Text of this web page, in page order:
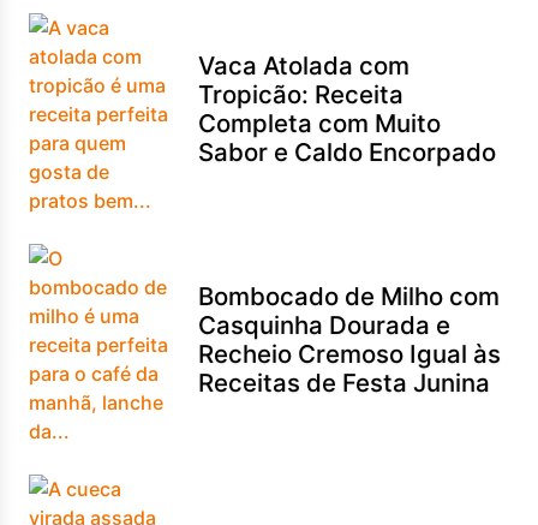
Vaca Atolada com
Tropicão: Receita
Completa com Muito
Sabor e Caldo Encorpado
Bombocado de Milho com
Casquinha Dourada e
Recheio Cremoso Igual às
Receitas de Festa Junina